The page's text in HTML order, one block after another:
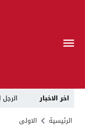
اخر الاخبار
الرئيسية الاولى